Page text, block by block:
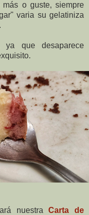
o guste, siempre
varia su gelatiniza
ya que desaparece
nuestraCarta de